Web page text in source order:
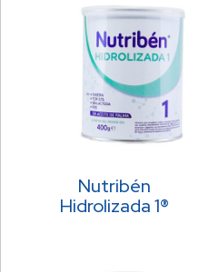
Nutribén
Hidrolizada 1®